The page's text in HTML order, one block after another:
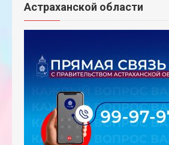
Астраханской области